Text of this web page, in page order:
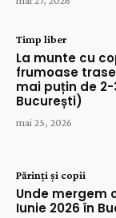
Timp liber
La munte cu
frumoase
mai puțin de 2-
București)
mai 25, 2026
Părinți și copii
Unde mergem
Iunie 2026 în